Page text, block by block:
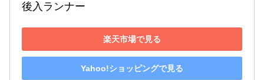
後入ランナー
楽天市場で見る
Yahoo!ショッピングで見る